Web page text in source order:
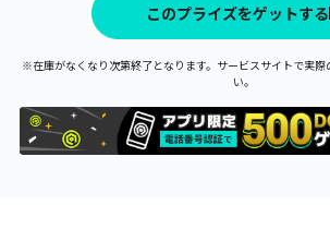
このプライズをゲットする
※在庫がなくなり次第終了となります。サービスサイトで実際
い。